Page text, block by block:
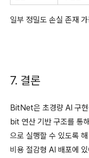
일부 정밀도 손실 존재
7. 결론
BitNet은 초경량 AI 구
bit 연산 기반 구조를 통
으로 실행할 수 있도록
비용 절감형 AI 배포에